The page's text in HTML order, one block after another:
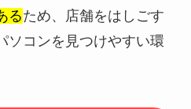
るため、店舗をはしごす
ソコンを見つけやすい環